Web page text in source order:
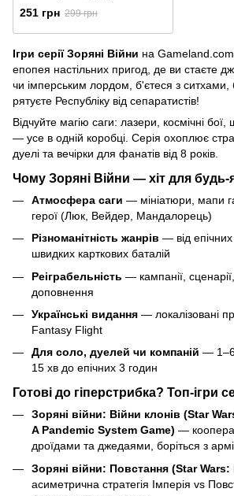
Hoth - Structures Promo)
251 грн 299 грн
Ігри серії Зоряні Війни на
епопея настільних пригод, де ви стаєте
чи імперським лордом, б'єтеся з ситхами,
рятуєте Республіку від сепаратистів!
Відчуйте магію саги: лазери, космічні
— усе в одній коробці. Серія охоплює
дуелі та вечірки для фанатів від 8 років.
Чому Зоряні Війни — хіт для будь-
Атмосфера саги — мініатюри, мапи
герої (Люк, Вейдер, Мандалорець)
Різноманітність жанрів — від
швидких карткових баталій
Реіграбельність — кампанії,
доповнення
Українські видання — локалізовані
Fantasy Flight
Для соло, дуелей чи компаній — 1–6
15 хв до епічних 3 годин
Готові до гіперстрибка? Топ-ігри
Зоряні війни: Війни клонів (Star
A Pandemic System Game) —
дроїдами та джедаями, боріться з
Зоряні війни: Повстання (Star
асиметрична стратегія Імперія vs